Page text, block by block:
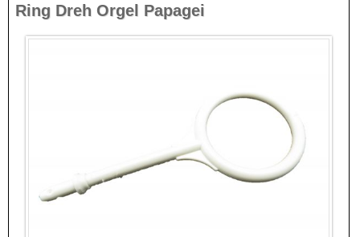
Ring Dreh Orgel Papagei